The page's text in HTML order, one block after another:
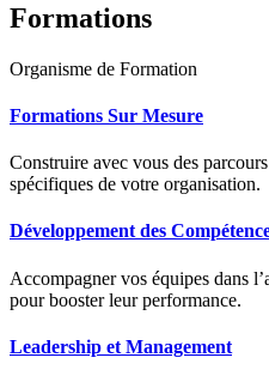
Formations
Organisme de Formation
Formations Sur Mesure
Construire avec vous des
spécifiques de votre organisation.
Développement des
Accompagner vos équipes dans
pour booster leur performance.
Leadership et Management